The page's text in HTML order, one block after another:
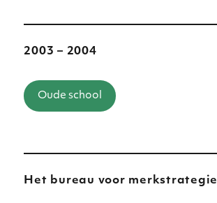
2003 – 2004
Oude school
Het bureau voor merkstrategie